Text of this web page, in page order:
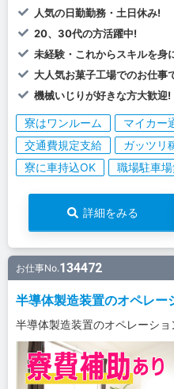
人気の日勤勤務・土日休み!
20、30代の方活躍中!
未経験・これからスキルを身
大人気お菓子工場でのお仕事
機械いじりが好きな方大歓迎!
寮はワンルーム マイカー
交通費規定支給
ガッツリ
寮に車持込OK
職場駐車
詳細をみる
お仕事No.134472
半導体製造装置のオペレー
半導体製造装置のオペレーシ